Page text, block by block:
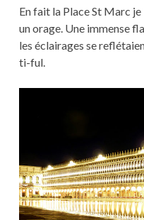
En fait la Place St Marc
un orage. Une immense
les éclairages se
ti-ful.